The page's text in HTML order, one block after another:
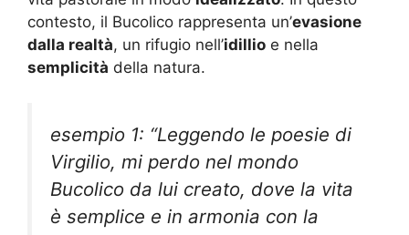
contesto, il Bucolico rappresenta un’evasione
dalla realtà, un rifugio nell’idillio e nella
semplicità della natura.
esempio 1: “Leggendo le poesie di
Virgilio, mi perdo nel mondo
Bucolico da lui creato, dove la vita
è semplice e in armonia con la